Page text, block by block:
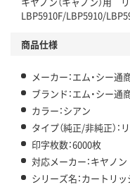
LBP5910F/LBP5910/
商品仕様
メーカー：エム・シー通
ブランド：エム・シー通
カラー：シアン
タイプ（純正/非純正）：
印字枚数：6000枚
対応メーカー：キヤノン
シリーズ名：カートリッ